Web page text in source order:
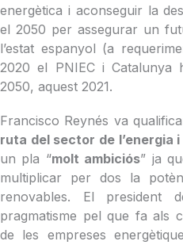
energètica i aconseguir la
el 2050 per assegurar un
l’estat espanyol (a
2020 el PNIEC i Catalunya
2050, aquest 2021.
Francisco Reynés va
ruta del sector de l’energia
un pla “molt ambiciós” ja
multiplicar per dos la
renovables. El president
pragmatisme pel que fa als
de les empreses